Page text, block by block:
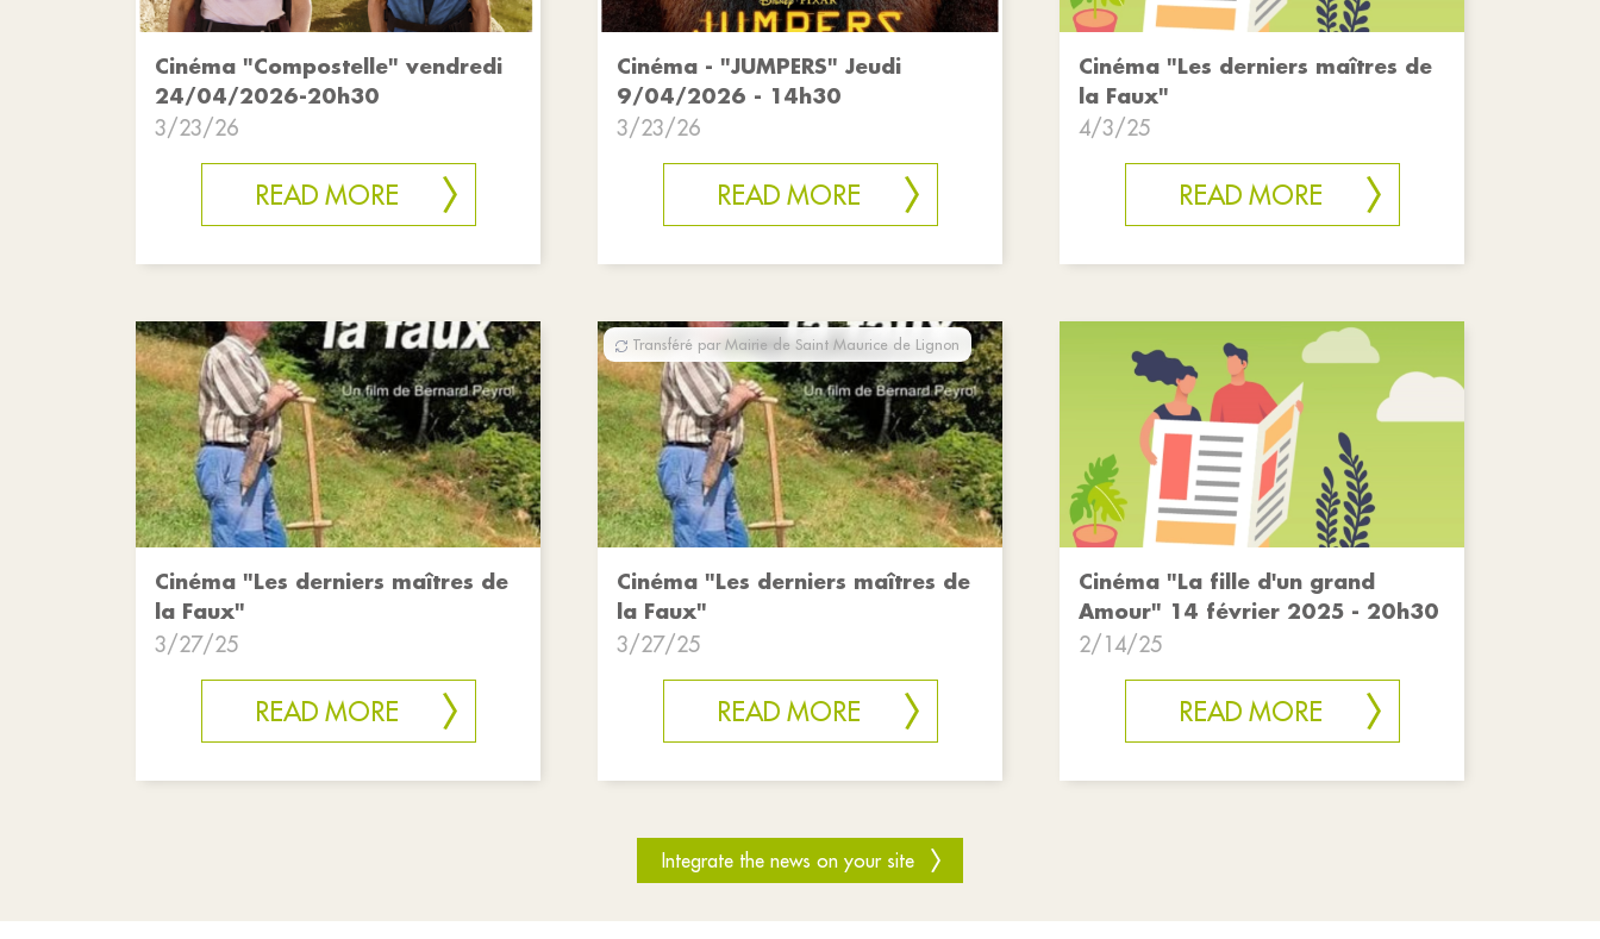
Cinéma "Compostelle" vendredi
24/04/2026-20h30
3/23/26
READ MORE
Cinéma - "JUMPERS" Jeudi
9/04/2026 - 14h30
3/23/26
READ MORE
Cinéma "Les derniers maîtres de
la Faux"
4/3/25
READ MORE
Cinéma "Les derniers maîtres de
la Faux"
3/27/25
READ MORE
Transféré par Mairie de Saint Maurice de Lignon
Cinéma "Les derniers maîtres de
la Faux"
3/27/25
READ MORE
Cinéma "La fille d'un grand
Amour" 14 février 2025 - 20h30
2/14/25
READ MORE
Integrate the news on your site